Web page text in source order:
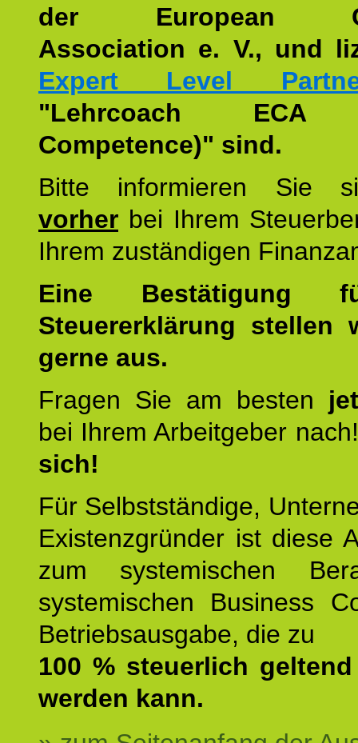
der European
Association e. V., und
Expert Level
"Lehrcoach ECA
Competence)" sind.
Bitte informieren Sie
vorher bei Ihrem
Ihrem zuständigen
Eine Bestätigung
Steuererklärung stellen
gerne aus.
Fragen Sie am besten
bei Ihrem Arbeitgeber
sich!
Für Selbstständige,
Existenzgründer ist diese
zum systemischen
systemischen Business
Betriebsausgabe, die zu
100 % steuerlich
werden kann.